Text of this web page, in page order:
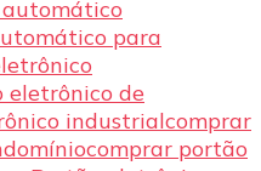
para
eletrônico de
industrialcomprar
comprar portão